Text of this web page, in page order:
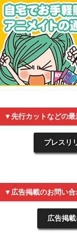
▼先行カットなどの最
プレスリ
▼広告掲載のお問い合
広告掲